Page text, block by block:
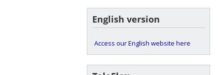
English version
Access our English website here